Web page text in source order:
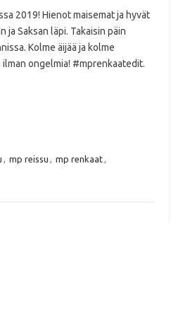
2019! Hienot maisemat ja hyvät
ja Saksan läpi. Takaisin päin
Kolme äijää ja kolme
ilman ongelmia! #mprenkaatedit.
, mp reissu , mp renkaat,